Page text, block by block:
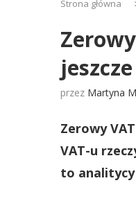
Strona główna
przez Martyna
Zerowy
VAT-u
to